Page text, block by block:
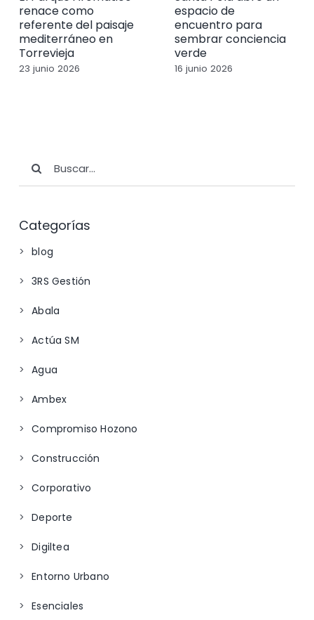
renace como
referente del paisaje
mediterráneo en
Torrevieja
23 junio 2026
espacio de
encuentro para
sembrar conciencia
verde
16 junio 2026
Categorías
blog
3RS Gestión
Abala
Actúa SM
Agua
Ambex
Compromiso Hozono
Construcción
Corporativo
Deporte
Digiltea
Entorno Urbano
Esenciales